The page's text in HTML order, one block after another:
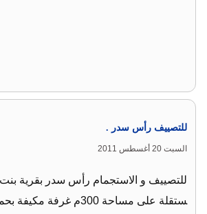
للتصييف رأس سدر .
السبت 20 أغسطس 2011
للتصييف و الاستجمام رأس سدر بقرية
ستقلة على مساحة 300م غرفة